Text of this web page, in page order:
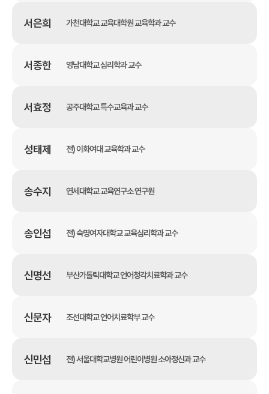
서은희 가천대학교 교육대학원 교육학과 교수
서종한 영남대학교 심리학과 교수
서효정 공주대학교 특수교육과 교수
성태제 전) 이화여대 교육학과 교수
송수지 연세대학교 교육연구소 연구원
송인섭 전) 숙명여자대학교 교육심리학과 교수
신명선 부산가톨릭대학교 언어청각치료학과 교수
신문자 조선대학교 언어치료학부 교수
신민섭 전) 서울대학교병원 어린이병원 소아정신과 교수